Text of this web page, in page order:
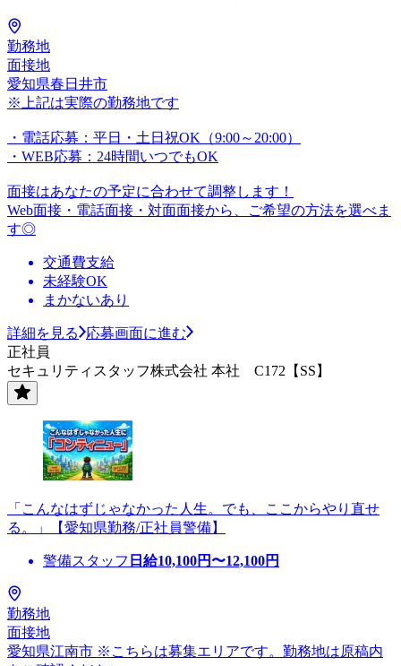
勤務地
面接地
愛知県春日井市
※上記は実際の勤務地です
・電話応募：平日・土日祝OK（9:00～20:00）
・WEB応募：24時間いつでもOK
面接はあなたの予定に合わせて調整します！
Web面接・電話面接・対面面接から、ご希望の方法を選べま
す◎
交通費支給
未経験OK
まかないあり
詳細を見る
応募画面に進む
正社員
セキュリティスタッフ株式会社 本社 C172【SS】
「こんなはずじゃなかった人生。でも、ここからやり直せ
る。」【愛知県勤務/正社員警備】
警備スタッフ 日給10,100円〜12,100円
勤務地
面接地
愛知県江南市 ※こちらは募集エリアです。勤務地は原稿内